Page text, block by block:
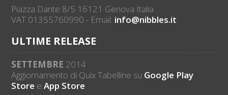
Piazza Dante 8/5 16121 Genova Italia
VAT 01355760990 - Email: info@nibbles.it
ULTIME RELEASE
SETTEMBRE 2014
Aggiornamento di Quix Tabelline su Google Play
Store e App Store